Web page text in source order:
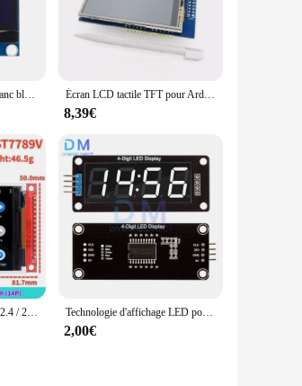
EstarDyn-Écran OLED blanc bleu pour Ardu37, puce de lecteur de document SH1106, 1.3 pouces, LCD LED IIC I2C, 1.3 Écran LCD tactile TFT pour Ardu37UNO R3 Mega2560, technologie d'affichage, 2.8x320, HX8candDriver, 240 pouces
8,39€
Écran LCD pour Ardu37, 2.4 / 2.8 pouces, 240x320 éventuelles I TFT, port série, technologie 5V/3.3V, adaptateur PCB, carte Micro SD ILI9341 / ST7789V Technologie d'affichage LED pour Ardu37, 7 segments, 4 bits, 0.56 pouces, horloge, anode rouge, tube numérique, quatre cartes de pilote de série, TM1637
2,00€